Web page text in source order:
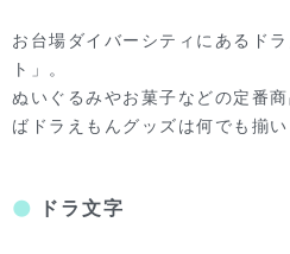
お台場ダイバーシティにあるド
ト」。
ぬいぐるみやお菓子などの定番
ばドラえもんグッズは何でも揃い
ドラ文字